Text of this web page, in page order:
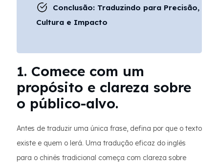
Conclusão: Traduzindo para Precisão,
Cultura e Impacto
1. Comece com um
propósito e clareza sobre
o público-alvo.
Antes de traduzir uma única frase, defina por que o texto
existe e quem o lerá. Uma tradução eficaz do inglês
para o chinês tradicional começa com clareza sobre